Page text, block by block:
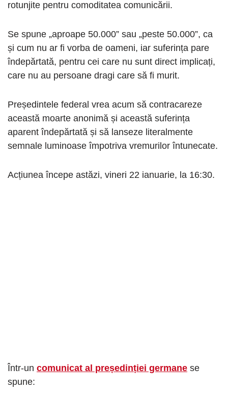
rotunjite pentru comoditatea comunicării.
Se spune „aproape 50.000” sau „peste 50.000”, ca
și cum nu ar fi vorba de oameni, iar suferința pare
îndepărtată, pentru cei care nu sunt direct implicați,
care nu au persoane dragi care să fi murit.
Președintele federal vrea acum să contracareze
această moarte anonimă și această suferința
aparent îndepărtată și să lanseze literalmente
semnale luminoase împotriva vremurilor întunecate.
Acțiunea începe astăzi, vineri 22 ianuarie, la 16:30.
Într-un comunicat al președinției germane se
spune: